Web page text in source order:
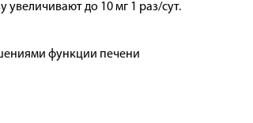
увеличивают до 10 мг 1 раз/сут.
функции печени